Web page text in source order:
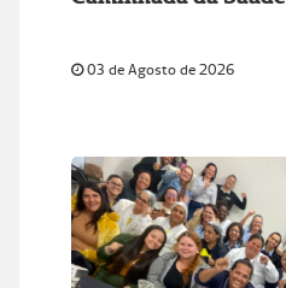
03 de Agosto de 2026